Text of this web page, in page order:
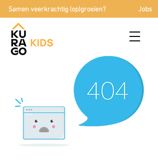
Samen veerkrachtig (op)groeien? Jobs